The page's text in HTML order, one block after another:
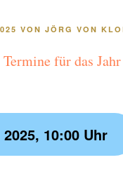
VON JÖRG VON
Termine für das
10:00 Uhr